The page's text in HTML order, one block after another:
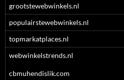
grootstewebwinkels.nl
populairstewebwinkels.nl
topmarkatplaces.nl
webwinkelstrends.nl
cbmuhendislik.com